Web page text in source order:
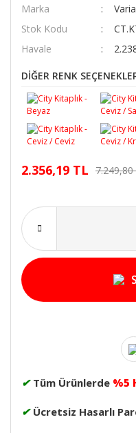
Marka
Stok Kodu
Havale
DİĞER RENK
2.356,19 TL 7.249,80
✔ Tüm Ürünlerde %5
✔ Ücretsiz Hasarlı